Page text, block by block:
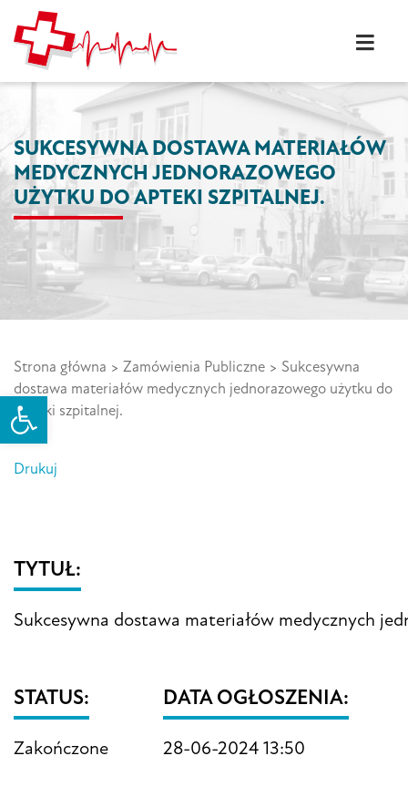
Open toolbar
content
Szpital w Ostródzie S.A.
Wysoki poziom usług
medycznych szpital w
SUKCESYWNA DOSTAWA MATERIAŁÓW
MEDYCZNYCH JEDNORAZOWEGO
UŻYTKU DO APTEKI SZPITALNEJ.
Strona główna > Zamówienia Publiczne > Sukcesywna
dostawa materiałów medycznych jednorazowego użytku do
Apteki szpitalnej.
Drukuj
TYTUŁ:
Sukcesywna dostawa materiałów medycznych
STATUS:
Zakończone
DATA OGŁOSZENIA:
28-06-2024 13:50